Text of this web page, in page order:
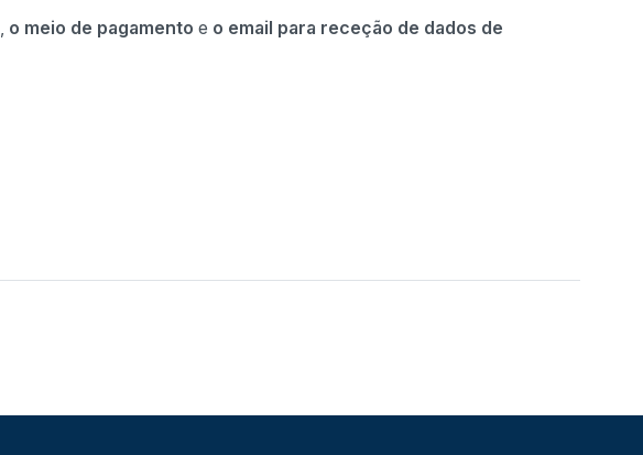
, o meio de pagamento e o email para receção de dados de